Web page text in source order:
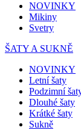
NOVINKY
Mikiny
Svetry
ŠATY A SUKNĚ
NOVINKY
Letní šaty
Podzimní
Dlouhé šaty
Krátké šaty
Sukně